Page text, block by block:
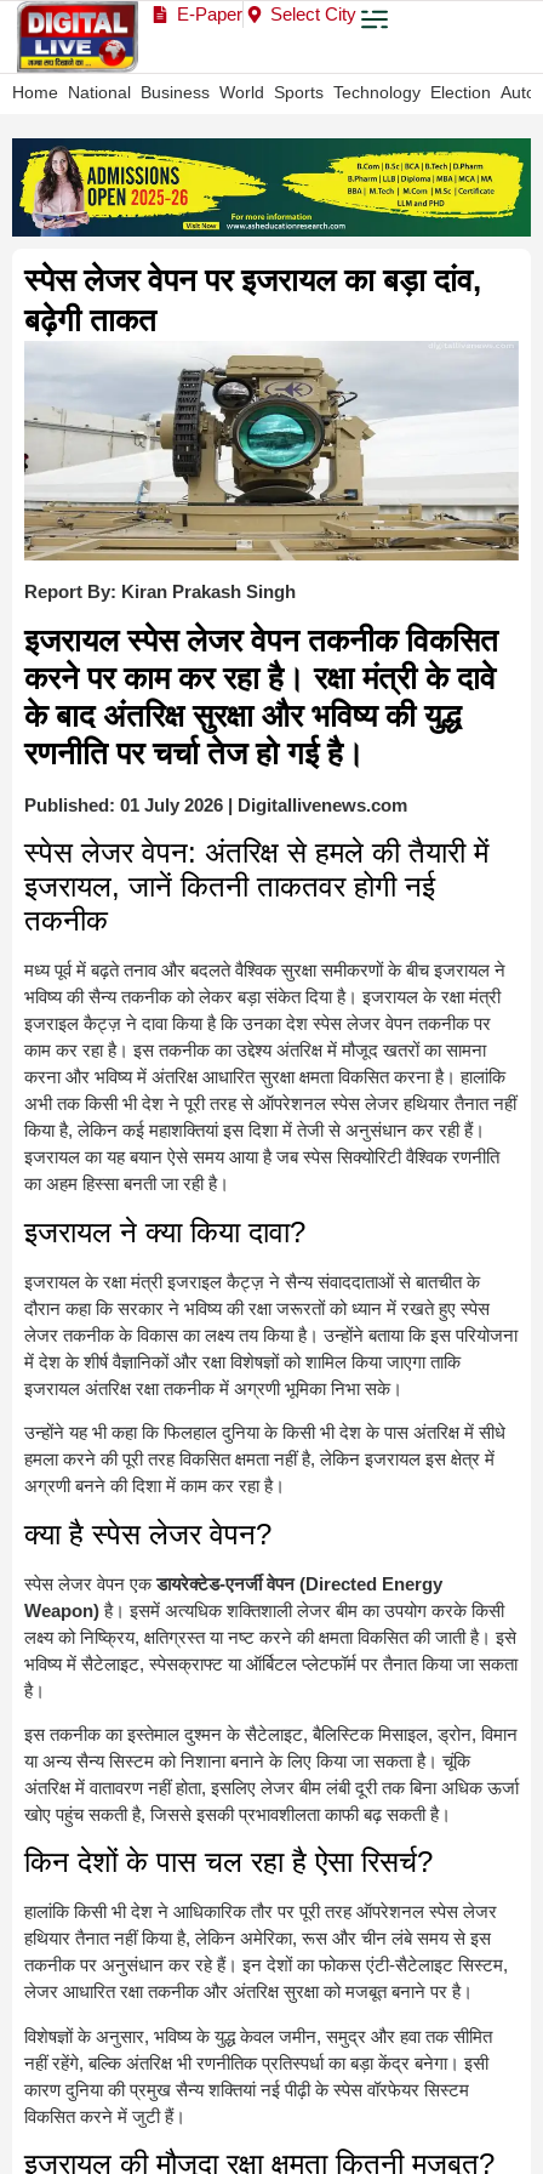
E-Paper Select City
Home National Business World Sports Technology Election Auto
स्पेस लेजर वेपन पर इजरायल का बड़ा दांव,
बढ़ेगी ताकत
Report By: Kiran Prakash Singh
इजरायल स्पेस लेजर वेपन तकनीक विकसित
करने पर काम कर रहा है। रक्षा मंत्री के दावे
के बाद अंतरिक्ष सुरक्षा और भविष्य की युद्ध
रणनीति पर चर्चा तेज हो गई है।
Published: 01 July 2026 | Digitallivenews.com
स्पेस लेजर वेपन: अंतरिक्ष से हमले की तैयारी में
इजरायल, जानें कितनी ताकतवर होगी नई
तकनीक
मध्य पूर्व में बढ़ते तनाव और बदलते वैश्विक सुरक्षा समीकरणों के बीच इजरायल ने
भविष्य की सैन्य तकनीक को लेकर बड़ा संकेत दिया है। इजरायल के रक्षा मंत्री
इजराइल कैट्ज़ ने दावा किया है कि उनका देश स्पेस लेजर वेपन तकनीक पर
काम कर रहा है। इस तकनीक का उद्देश्य अंतरिक्ष में मौजूद खतरों का सामना
करना और भविष्य में अंतरिक्ष आधारित सुरक्षा क्षमता विकसित करना है। हालांकि
अभी तक किसी भी देश ने पूरी तरह से ऑपरेशनल स्पेस लेजर हथियार तैनात नहीं
किया है, लेकिन कई महाशक्तियां इस दिशा में तेजी से अनुसंधान कर रही हैं।
इजरायल का यह बयान ऐसे समय आया है जब स्पेस सिक्योरिटी वैश्विक रणनीति
का अहम हिस्सा बनती जा रही है।
इजरायल ने क्या किया दावा?
इजरायल के रक्षा मंत्री इजराइल कैट्ज़ ने सैन्य संवाददाताओं से बातचीत के
दौरान कहा कि सरकार ने भविष्य की रक्षा जरूरतों को ध्यान में रखते हुए स्पेस
लेजर तकनीक के विकास का लक्ष्य तय किया है। उन्होंने बताया कि इस परियोजना
में देश के शीर्ष वैज्ञानिकों और रक्षा विशेषज्ञों को शामिल किया जाएगा ताकि
इजरायल अंतरिक्ष रक्षा तकनीक में अग्रणी भूमिका निभा सके।
उन्होंने यह भी कहा कि फिलहाल दुनिया के किसी भी देश के पास अंतरिक्ष में सीधे
हमला करने की पूरी तरह विकसित क्षमता नहीं है, लेकिन इजरायल इस क्षेत्र में
अग्रणी बनने की दिशा में काम कर रहा है।
क्या है स्पेस लेजर वेपन?
स्पेस लेजर वेपन एकडायरेक्टेड-एनर्जी वेपन (Directed Energy
Weapon)है। इसमें अत्यधिक शक्तिशाली लेजर बीम का उपयोग करके किसी
लक्ष्य को निष्क्रिय, क्षतिग्रस्त या नष्ट करने की क्षमता विकसित की जाती है। इसे
भविष्य में सैटेलाइट, स्पेसक्राफ्ट या ऑर्बिटल प्लेटफॉर्म पर तैनात किया जा सकता
है।
इस तकनीक का इस्तेमाल दुश्मन के सैटेलाइट, बैलिस्टिक मिसाइल, ड्रोन, विमान
या अन्य सैन्य सिस्टम को निशाना बनाने के लिए किया जा सकता है। चूंकि
अंतरिक्ष में वातावरण नहीं होता, इसलिए लेजर बीम लंबी दूरी तक बिना अधिक ऊर्जा
खोए पहुंच सकती है, जिससे इसकी प्रभावशीलता काफी बढ़ सकती है।
किन देशों के पास चल रहा है ऐसा रिसर्च?
हालांकि किसी भी देश ने आधिकारिक तौर पर पूरी तरह ऑपरेशनल स्पेस लेजर
हथियार तैनात नहीं किया है, लेकिन अमेरिका, रूस और चीन लंबे समय से इस
तकनीक पर अनुसंधान कर रहे हैं। इन देशों का फोकस एंटी-सैटेलाइट सिस्टम,
लेजर आधारित रक्षा तकनीक और अंतरिक्ष सुरक्षा को मजबूत बनाने पर है।
विशेषज्ञों के अनुसार, भविष्य के युद्ध केवल जमीन, समुद्र और हवा तक सीमित
नहीं रहेंगे, बल्कि अंतरिक्ष भी रणनीतिक प्रतिस्पर्धा का बड़ा केंद्र बनेगा। इसी
कारण दुनिया की प्रमुख सैन्य शक्तियां नई पीढ़ी के स्पेस वॉरफेयर सिस्टम
विकसित करने में जुटी हैं।
इजरायल की मौजूदा रक्षा क्षमता कितनी मजबूत?